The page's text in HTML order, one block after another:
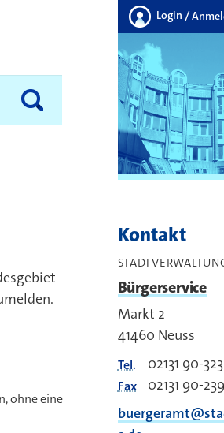
Login /
ohne eine
Kontakt
Bürgerservice
Markt 2
41460 Neuss
Tel. 02131 90-
Fax
02131 90-